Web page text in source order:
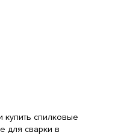
купить спилковые
для сварки в